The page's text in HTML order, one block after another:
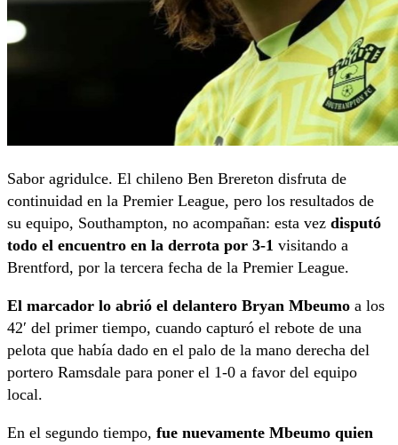
Sabor agridulce. El chileno Ben Brereton disfruta de
continuidad en la Premier League, pero los resultados de
su equipo, Southampton, no acompañan: esta vez disputó
todo el encuentro en la derrota por 3-1 visitando a
Brentford, por la tercera fecha de la Premier League.
El marcador lo abrió el delantero Bryan Mbeumo a los
42′ del primer tiempo, cuando capturó el rebote de una
pelota que había dado en el palo de la mano derecha del
portero Ramsdale para poner el 1-0 a favor del equipo
local.
En el segundo tiempo, fue nuevamente Mbeumo quien